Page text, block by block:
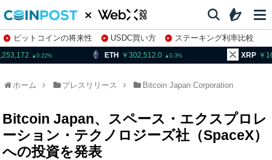
ビットコインの将来性 USDC買い方
ステーキング利率比較
株特集・関連銘柄
0.22 ETH 302,512.0 0.3 XRP
ホーム プレスリリース Bitcoin Japan Corporation
Bitcoin Japan、スペース・エクスプロレ
ーション・テクノロジーズ社（SpaceX）
への投資を発表